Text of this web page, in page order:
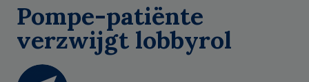
Pompe-patiënte
verzwijgt lobbyrol